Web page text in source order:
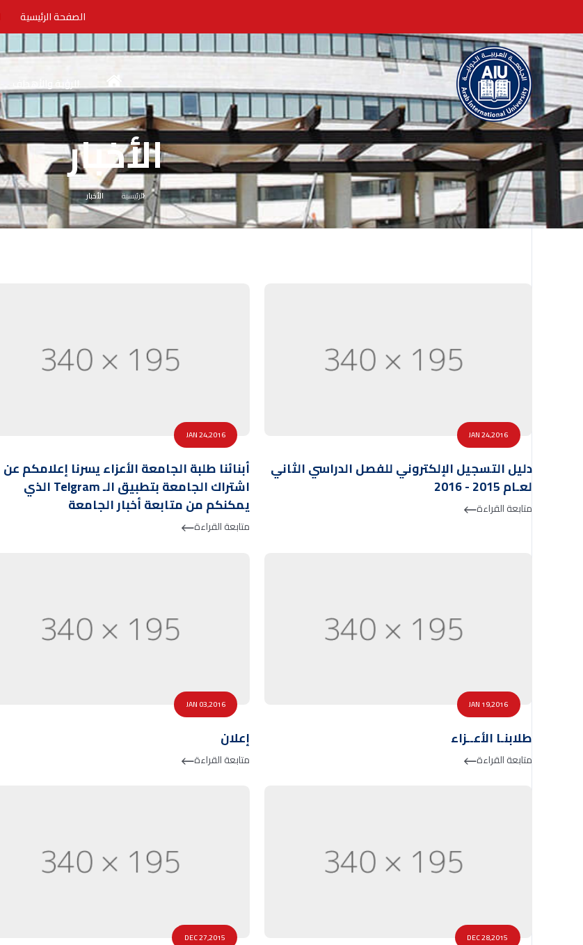
الصفحة الرئيسية
الرؤية والأهداف
الأخبار
الرئيسية الأخبار
JAN 24,2016
دليل التسجيل الإلكتروني للفصل الدراسي الثاني
لعـام 2015 - 2016
متابعة القراءة
JAN 24,2016
أبنائنا طلبة الجامعة الأعزاء يسرنا إعلامكم عن
اشتراك الجامعة بتطبيق الـ Telgram الذي
يمكنكم من متابعة أخبار الجامعة
متابعة القراءة
JAN 19,2016
طلابنـا الأعــزاء
متابعة القراءة
JAN 03,2016
إعلان
متابعة القراءة
DEC 28,2015
DEC 27,2015